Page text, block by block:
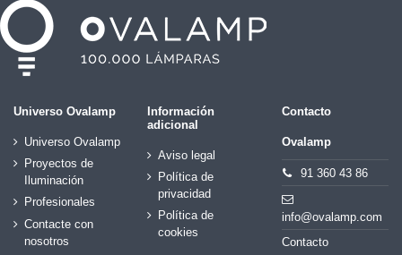
Universo Ovalamp
Universo Ovalamp
Proyectos de
Iluminación
Profesionales
Contacte con
nosotros
Información
adicional
Aviso legal
Política de
privacidad
Política de
cookies
Contacto
Ovalamp
91 360 43 86
info@ovalamp.com
Contacto